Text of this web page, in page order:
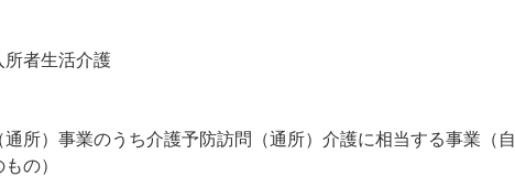
所者生活介護
所）事業のうち介護予防訪問（通所）介護に相当する事業（自
の）